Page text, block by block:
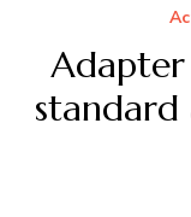
standard